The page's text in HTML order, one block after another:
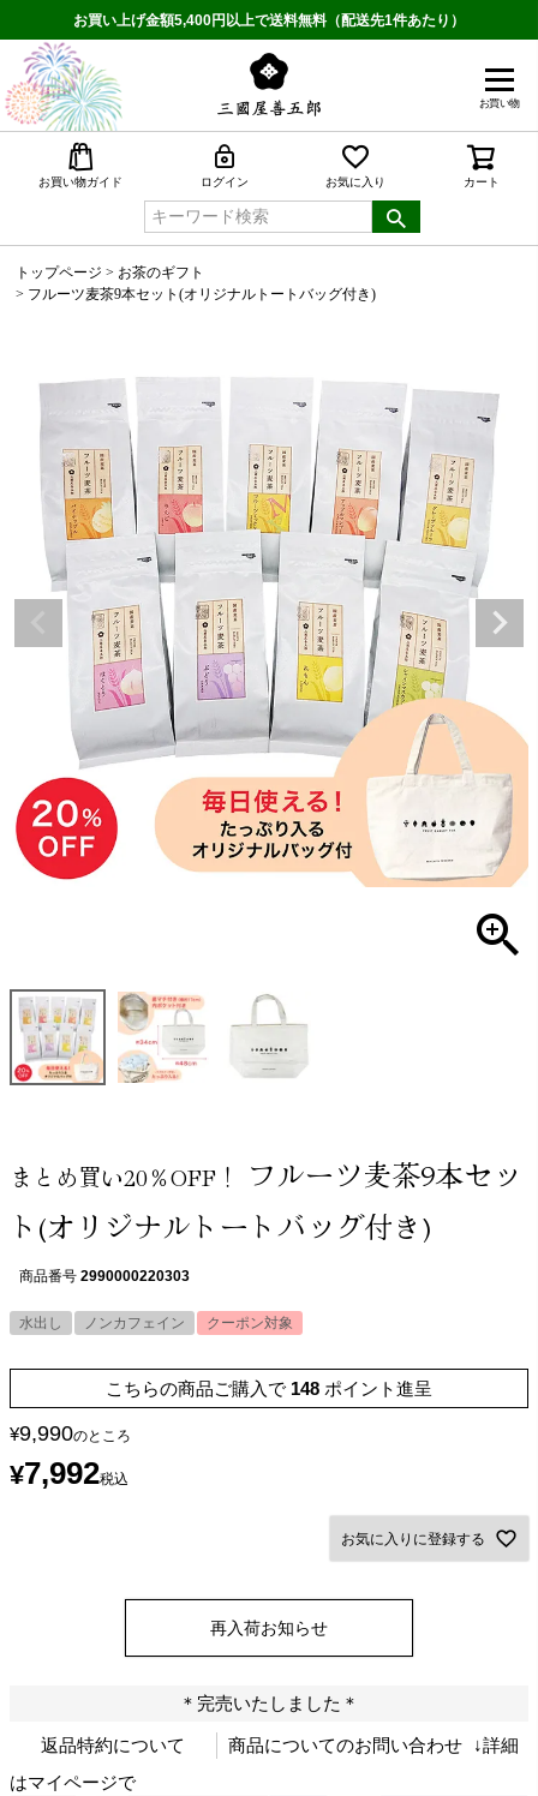
お買い上げ金額5,400円以上で送料無料（配送先1件あたり）
お買い物
お買い物ガイド ログイン お気に入り カート
トップページ
お茶のギフト
フルーツ麦茶9本セット(オリジナルトートバッグ付き)
まとめ買い20％OFF！
フルーツ麦茶9本セッ
ト(オリジナルトートバッグ付き)
商品番号 2990000220303
水出し ノンカフェイン クーポン対象
こちらの商品ご購入で 148 ポイント進呈
¥9,990のところ
¥7,992税込
お気に入りに登録する
再入荷お知らせ
＊完売いたしました＊
返品特約について 商品についてのお問い合わせ
↓詳細
はマイページで